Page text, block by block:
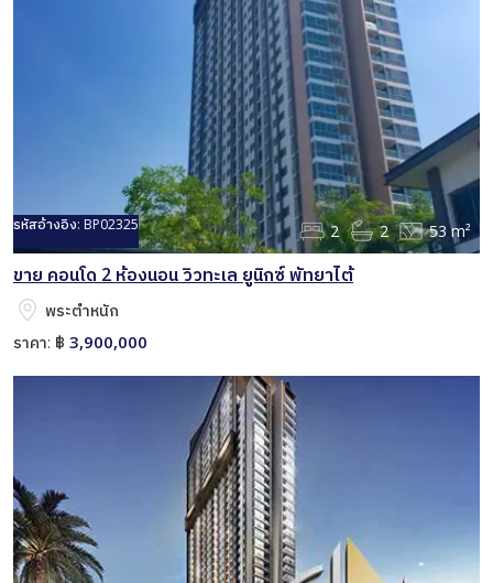
รหัสอ้างอิง: BP02325 2 2 53 m²
ขาย คอนโด 2 ห้องนอน วิวทะเล ยูนิกซ์ พัทยาไต้
พระตำหนัก
ราคา: ฿ 3,900,000